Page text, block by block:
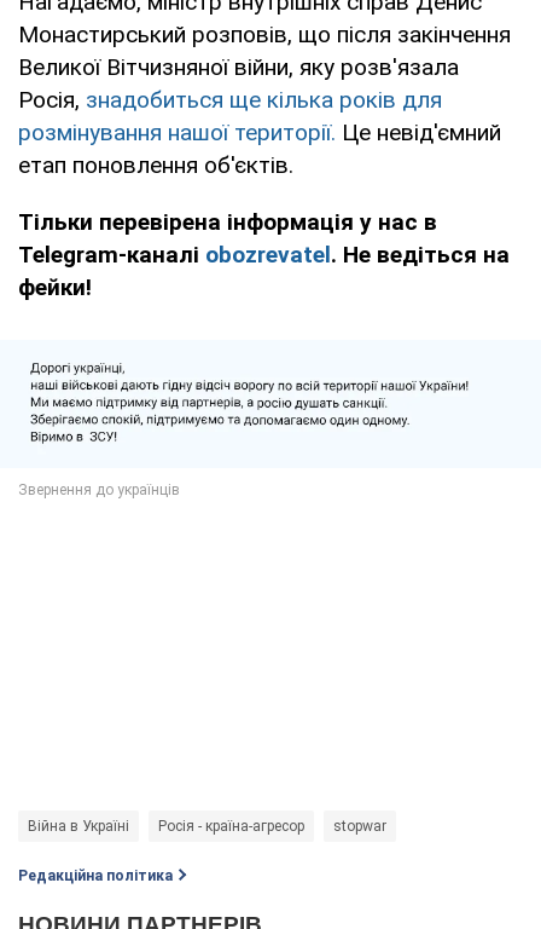
Монастирський розповів, що після закінчення
Великої Вітчизняної війни, яку розв'язала
Росія, знадобиться ще кілька років для
розмінування нашої території. Це невід'ємний
етап поновлення об'єктів.
Тільки перевірена інформація у нас в
Telegram-каналі obozrevatel. Не ведіться на
фейки!
Війна в Україні Росія - країна-агресор stopwar
Редакційна політика